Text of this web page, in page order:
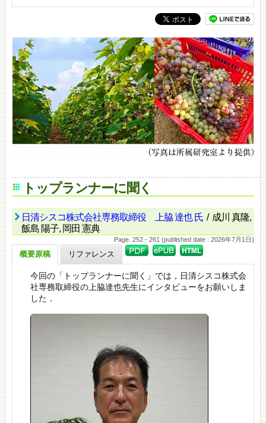
トップランナーに聞く
日清シスコ株式会社専務取締役 上脇 達也 氏 / 成川 真隆,
飯島 陽子, 岡田 憲典
Page. 252 - 261 (published date : 2026年7月1日)
概要原稿 リファレンス
今回の「トップランナーに聞く」では，日清シスコ株式会
社専務取締役の上脇達也先生にインタビューをお願いしま
した．